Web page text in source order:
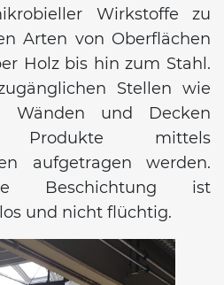
Wirkstoffe zu
Arten von Oberflächen
Holz bis hin zum Stahl.
Stellen wie
Wänden und Decken
mittels
aufgetragen werden.
Beschichtung ist
und nicht flüchtig.